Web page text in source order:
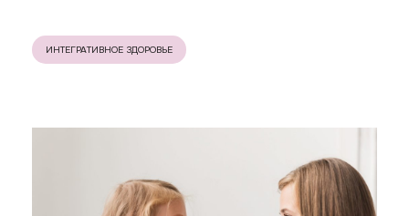
ИНТЕГРАТИВНОЕ ЗДОРОВЬЕ